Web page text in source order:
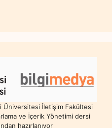
Üniversitesi İletişim Fakültesi
ve İçerik Yönetimi dersi
hazırlanıyor